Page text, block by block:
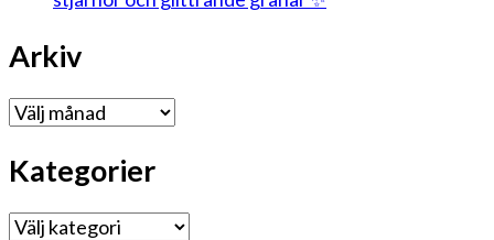
Arkiv
Arkiv
Kategorier
Kategorier